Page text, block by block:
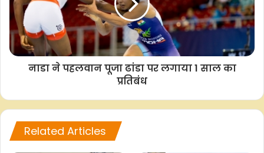
नाडा ने पहलवान पूजा ढांडा पर लगाया 1 साल का
प्रतिबंध
Related Articles